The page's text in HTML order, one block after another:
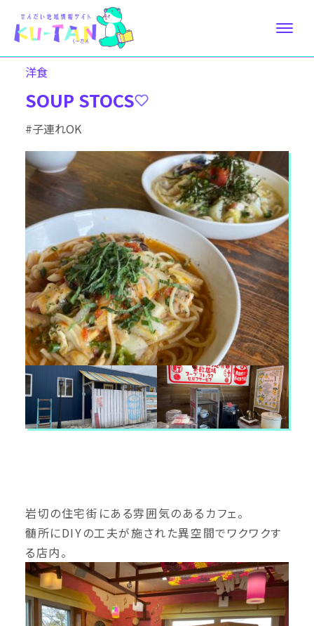
洋食
SOUP STOCS
#子連れOK
岩切の住宅街にある雰囲気のあるカフェ。
髄所にDIYの工夫が施された異空間でワクワクす
る店内。